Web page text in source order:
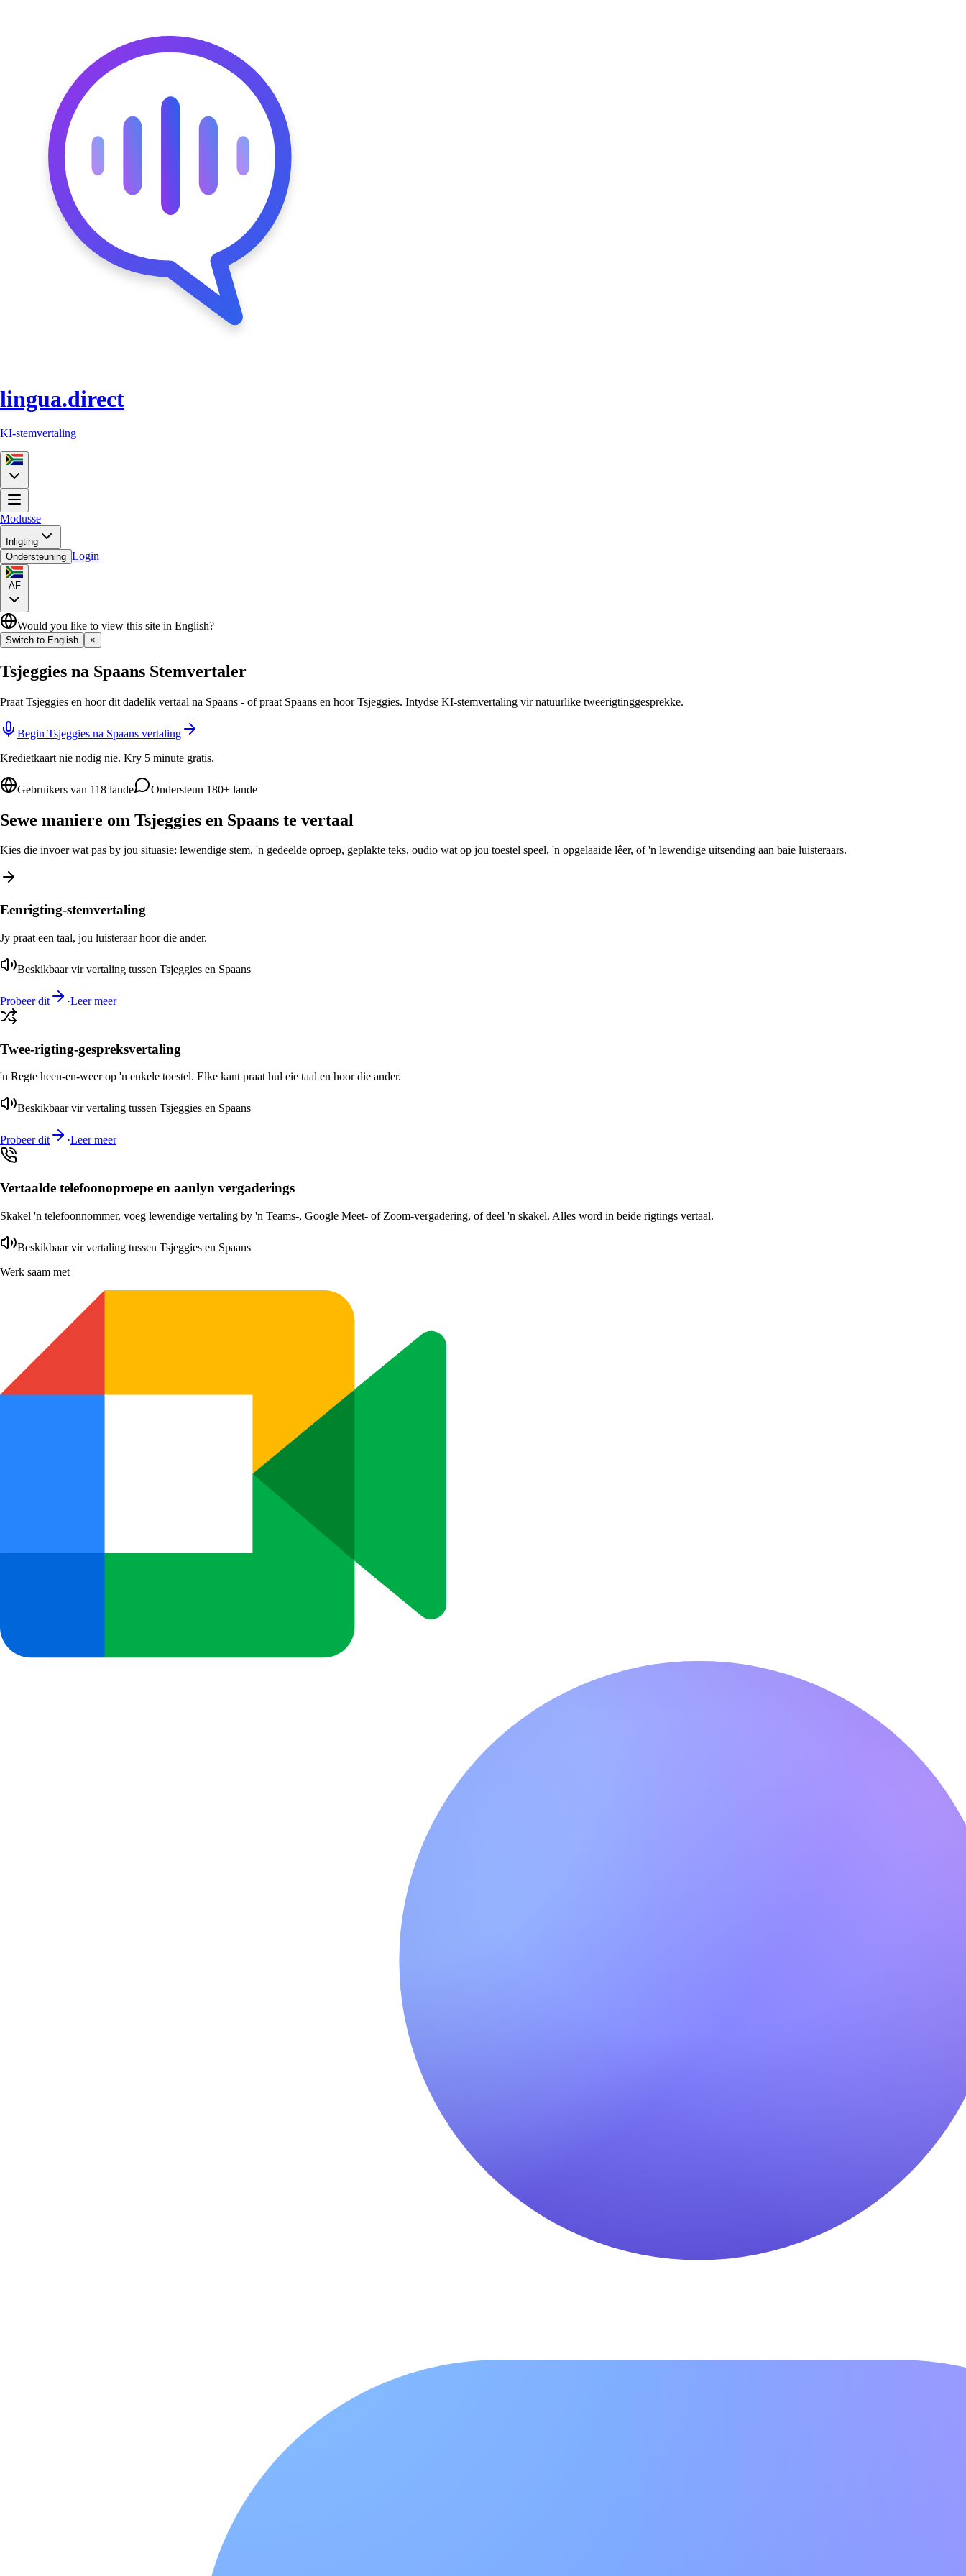
lingua.direct
KI-stemvertaling
Modusse
Inligting
Ondersteuning Login
AF
Would you like to view this site in English?
Switch to English ×
Tsjeggies na Spaans Stemvertaler
Praat Tsjeggies en hoor dit dadelik vertaal na Spaans - of praat Spaans en hoor Tsjeggies. Intydse KI-stemvertaling vir natuurlike tweerigtinggesprekke.
Begin Tsjeggies na Spaans vertaling
Kredietkaart nie nodig nie. Kry 5 minute gratis.
Gebruikers van 118 lande Ondersteun 180+ lande
Sewe maniere om Tsjeggies en Spaans te vertaal
Kies die invoer wat pas by jou situasie: lewendige stem, 'n gedeelde oproep, geplakte teks, oudio wat op jou toestel speel, 'n opgelaaide lêer, of 'n lewendige uitsending aan baie luisteraars.
Eenrigting-stemvertaling
Jy praat een taal, jou luisteraar hoor die ander.
Beskikbaar vir vertaling tussen Tsjeggies en Spaans
Probeer dit ·Leer meer
Twee-rigting-gespreksvertaling
'n Regte heen-en-weer op 'n enkele toestel. Elke kant praat hul eie taal en hoor die ander.
Beskikbaar vir vertaling tussen Tsjeggies en Spaans
Probeer dit ·Leer meer
Vertaalde telefoonoproepe en aanlyn vergaderings
Skakel 'n telefoonnommer, voeg lewendige vertaling by 'n Teams-, Google Meet- of Zoom-vergadering, of deel 'n skakel. Alles word in beide rigtings vertaal.
Beskikbaar vir vertaling tussen Tsjeggies en Spaans
Werk saam met